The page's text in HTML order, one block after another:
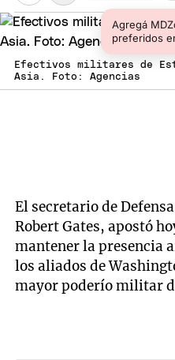
Agregá
preferidos
Efectivos militares de
Asia. Foto: Agencias
El secretario de
Robert Gates, apostó
mantener la presencia
los aliados de
mayor poderío militar